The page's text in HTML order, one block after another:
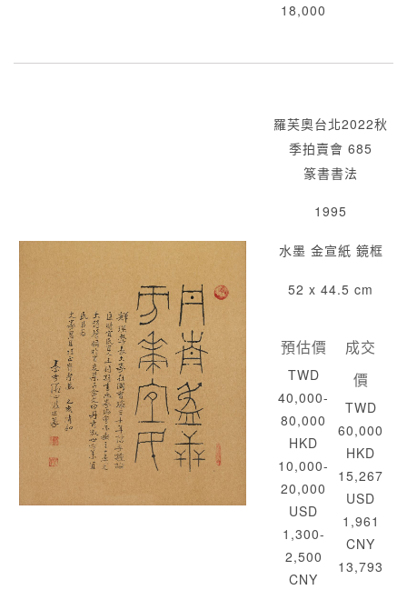
18,000
羅芙奧台北2022秋
季拍賣會 685
篆書書法
1995
水墨 金宣紙 鏡框
52 x 44.5 cm
預估價
TWD
40,000-
80,000
HKD
10,000-
20,000
USD
1,300-
2,500
CNY
成交
價
TWD
60,000
HKD
15,267
USD
1,961
CNY
13,793